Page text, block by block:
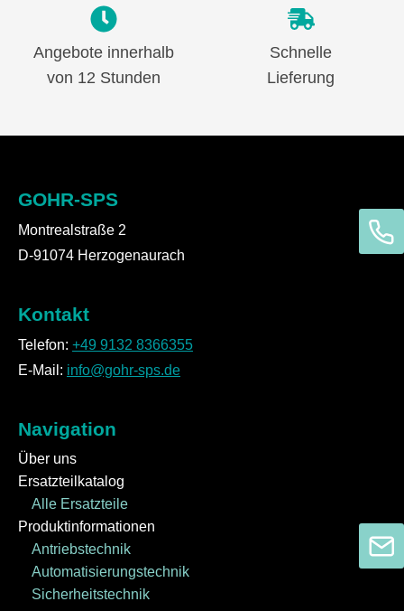
Angebote innerhalb
von 12 Stunden
Schnelle
Lieferung
GOHR-SPS
Montrealstraße 2
D-91074 Herzogenaurach
Kontakt
Telefon: +49 9132 8366355
E-Mail: info@gohr-sps.de
Navigation
Über uns
Ersatzteilkatalog
Alle Ersatzteile
Produktinformationen
Antriebstechnik
Automatisierungstechnik
Sicherheitstechnik